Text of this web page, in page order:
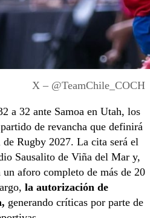
X – @TeamChile_COCH
a 32 ante Samoa en Utah, los
de revancha que definirá
Rugby 2027. La cita será el
Sausalito de Viña del Mar y,
aforo completo de más de 20
la autorización de
generando críticas por parte de